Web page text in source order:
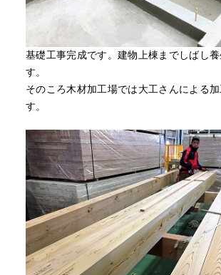
基礎工事完成です。建物上棟までしばし
す。
そのころ木材加工場では大工さんによる
す。